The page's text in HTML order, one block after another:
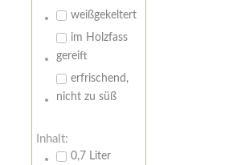
weißgekeltert
im Holzfass
gereift
erfrischend,
nicht zu süß
Inhalt:
0,7 Liter